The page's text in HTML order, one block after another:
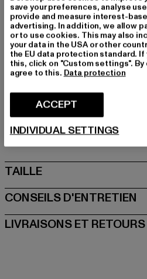
Marque: K1X
Catégorie: T-Shirts manches
Couleur: schwarz
Couleur du fabricant: black
Composition du matériau:
Art.Nr: 60240010-00007
Fabricant: Urban Styles Agency
Schanzenstraße 41 | 51063 Köln |
TAILLE
CONSEILS D'ENTRETIEN
LIVRAISONS ET RETOURS
save your preferences, analyse
provide and measure interest-
advertising. In addition, we allow
or to use cookies. This may also
your data in the USA or other
the EU data protection standard. If
this, click on "Custom settings".
agree to this. Data protection
ACCEPT
INDIVIDUAL SETTINGS